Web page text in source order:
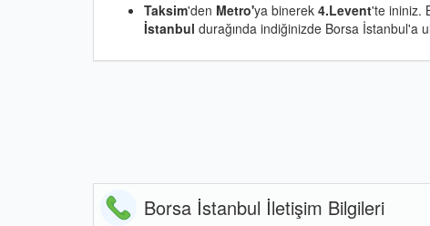
Taksim'den Metro'ya binerek 4.Levent'te ininiz.
İstanbul durağında indiğinizde Borsa İstanbul'a
Borsa İstanbul İletişim Bilgileri